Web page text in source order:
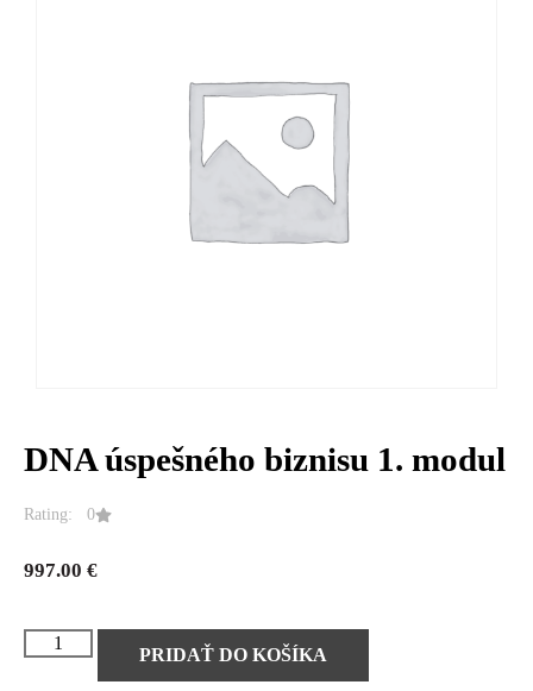
DNA úspešného biznisu 1. modul
Rating: 0
997.00 €
PRIDAŤ DO KOŠÍKA